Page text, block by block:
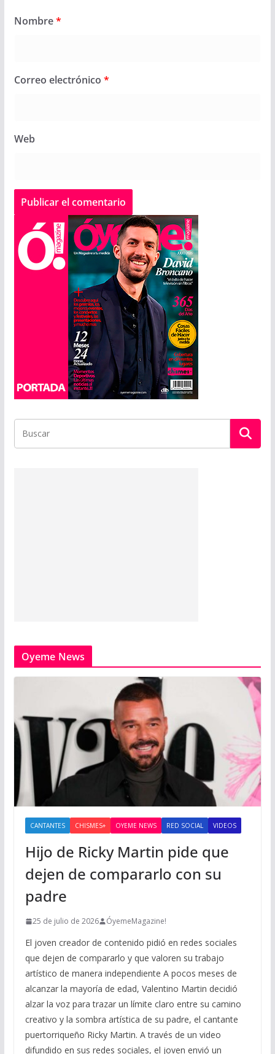
Nombre*
Correo electrónico *
Web
Oyeme News
CANTANTES CHISMES+ OYEME NEWS RED SOCIAL VIDEOS
Hijo de Ricky Martin pide que
dejen de compararlo con su
padre
25 de julio de 2026 ÓyemeMagazine!
El joven creador de contenido pidió en redes sociales
que dejen de compararlo y que valoren su trabajo
artístico de manera independiente A pocos meses de
alcanzar la mayoría de edad, Valentino Martin decidió
alzar la voz para trazar un límite claro entre su camino
creativo y la sombra artística de su padre, el cantante
puertorriqueño Ricky Martin. A través de un video
difundido en sus redes sociales, el joven envió un